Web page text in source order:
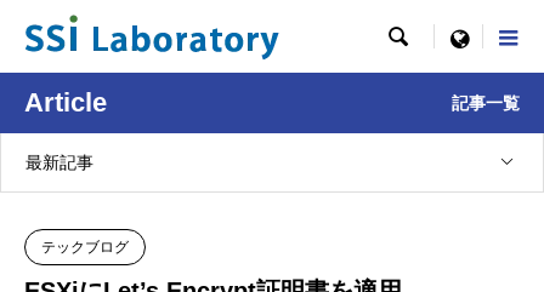
 menu
Article 記事一覧
最新記事
テックブログ